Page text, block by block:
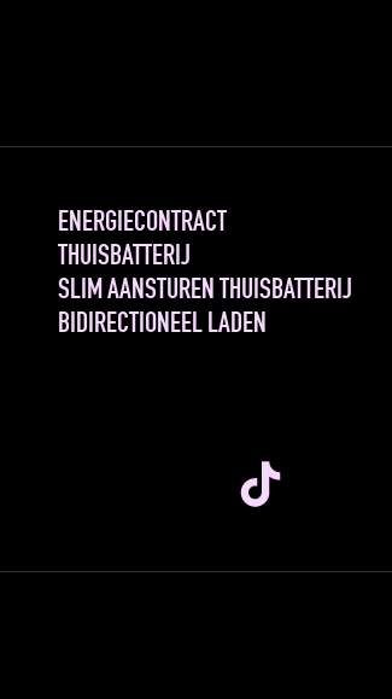
ENERGIECONTRACT
THUISBATTERIJ
SLIM AANSTUREN THUISBATTERIJ
BIDIRECTIONEEL LADEN